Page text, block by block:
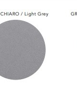
размеры.
и полок.
предметов и
и закрытии
и мелких